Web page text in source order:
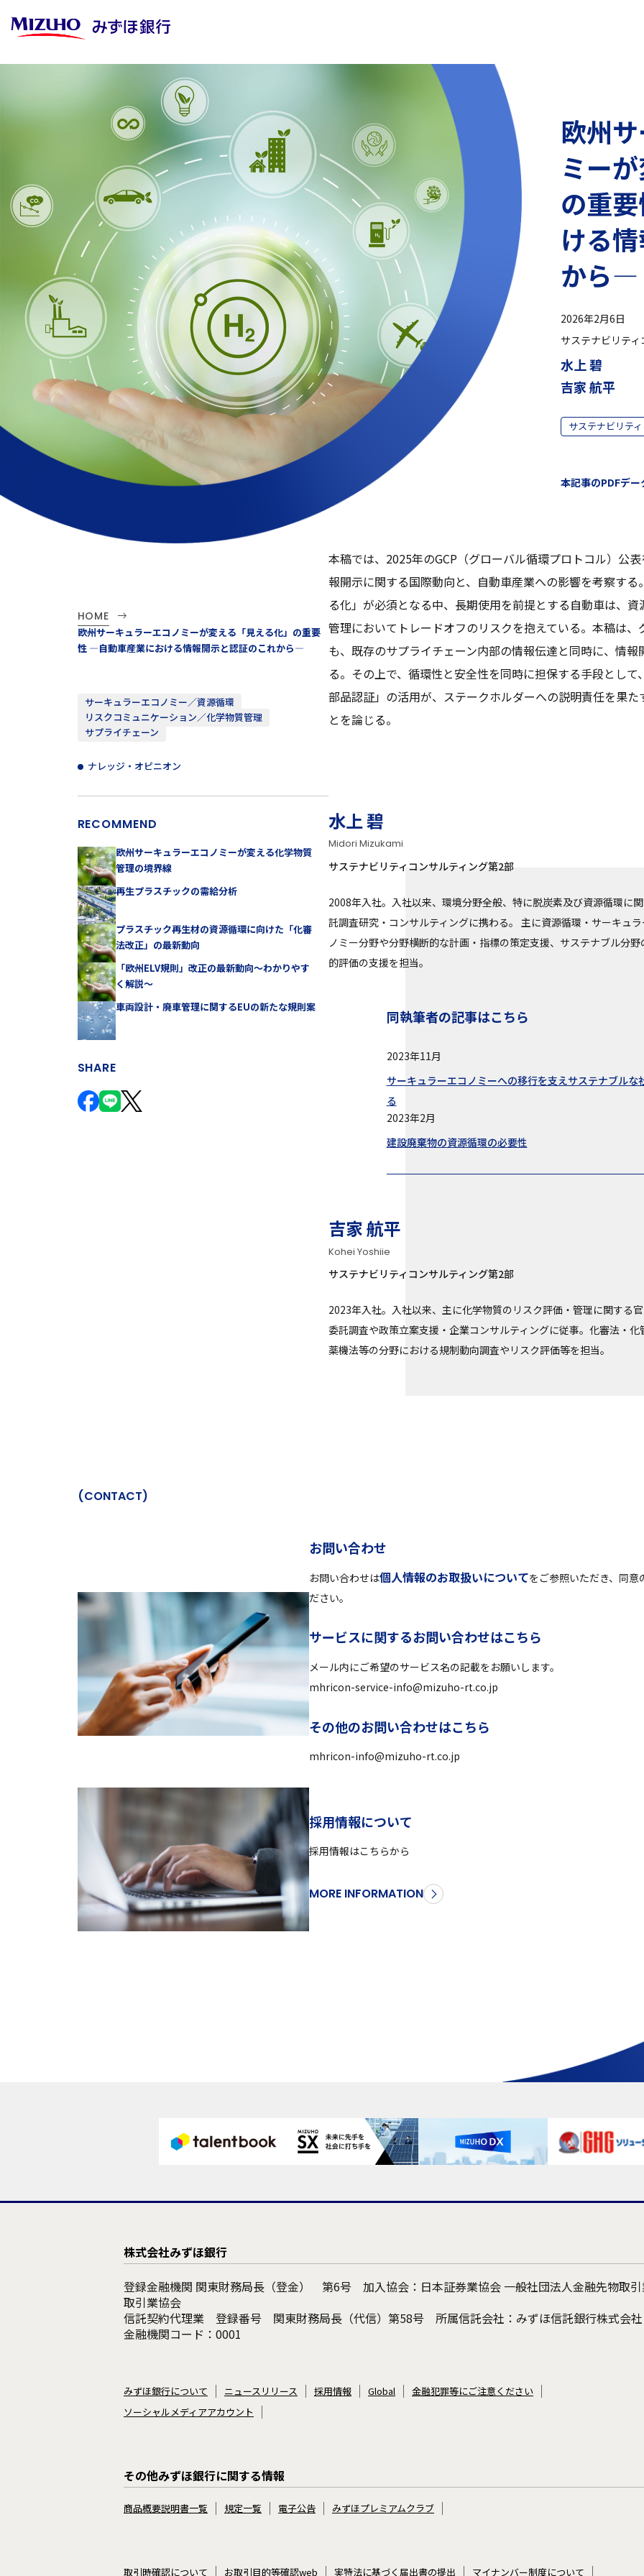
欧州
ミー
の重
ける
から―
2026年2月6日
サステナビリテ
水上 碧
吉家 航平
サステナビリティ
本記事のPDFデー
HOME
欧州サーキュラーエコノミーが変える「見える化」の重要
性 ―自動車産業における情報開示と認証のこれから―
サーキュラーエコノミー／資源循環
リスクコミュニケーション／化学物質管理
サプライチェーン
ナレッジ・オピニオン
RECOMMEND
欧州サーキュラーエコノミーが変える化学物質
管理の境界線
再生プラスチックの需給分析
プラスチック再生材の資源循環に向けた「化審
法改正」の最新動向
「欧州ELV規則」改正の最新動向～わかりやす
く解説～
車両設計・廃車管理に関するEUの新たな規則案
SHARE
本稿では、2025年のGCP（グローバル循環プロトコル）公
報開示に関する国際動向と、自動車産業への影響を考察する
る化」が必須となる中、長期使用を前提とする自動車は、
管理においてトレードオフのリスクを抱えている。本稿は
も、既存のサプライチェーン内部の情報伝達と同時に、情
る。その上で、循環性と安全性を同時に担保する手段として
部品認証」の活用が、ステークホルダーへの説明責任を果
とを論じる。
水上 碧
Midori Mizukami
サステナビリティコンサルティング第2部
2008年入社。入社以来、環境分野全般、特に脱炭素及び資源循環に
託調査研究・コンサルティングに携わる。 主に資源循環・サーキュラ
ノミー分野や分野横断的な計画・指標の策定支援、サステナブル分野
的評価の支援を担当。
同執筆者の記事はこちら
2023年11月
サーキュラーエコノミーへの移行を支えサステナブルな
る
2023年2月
建設廃棄物の資源循環の必要性
吉家 航平
Kohei Yoshiie
サステナビリティコンサルティング第2部
2023年入社。入社以来、主に化学物質のリスク評価・管理に関する
委託調査や政策立案支援・企業コンサルティングに従事。化審法・化
薬機法等の分野における規制動向調査やリスク評価等を担当。
(CONTACT)
お問い合わせ
お問い合わせは個人情報のお取扱いについてをご参照いただき、同意
ださい。
サービスに関するお問い合わせはこちら
メール内にご希望のサービス名の記載をお願いします。
mhricon-service-info@mizuho-rt.co.jp
その他のお問い合わせはこちら
mhricon-info@mizuho-rt.co.jp
採用情報について
採用情報はこちらから
MORE INFORMATION
株式会社みずほ銀行
登録金融機関 関東財務局長（登金） 第6号 加入協会：日本証券業協会 一般社団法人金融先物取
取引業協会
信託契約代理業 登録番号 関東財務局長（代信）第58号 所属信託会社：みずほ信託銀行株式会社
金融機関コード：0001
みずほ銀行について ニュースリリース 採用情報 Global
金融犯罪等にご注意ください
ソーシャルメディアアカウント
その他みずほ銀行に関する情報
商品概要説明書一覧 規定一覧 電子公告 みずほプレミアムクラブ
取引時確認について お取引目的等確認web 実特法に基づく届出書の提出 マイナンバー制度について